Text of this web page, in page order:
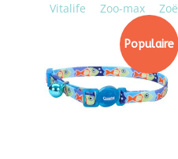
Vitalife
Zoo-max Zoë
Populaire